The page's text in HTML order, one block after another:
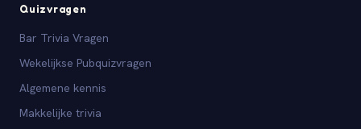
Quizvragen
Bar Trivia Vragen
Wekelijkse Pubquizvragen
Algemene kennis
Makkelijke trivia